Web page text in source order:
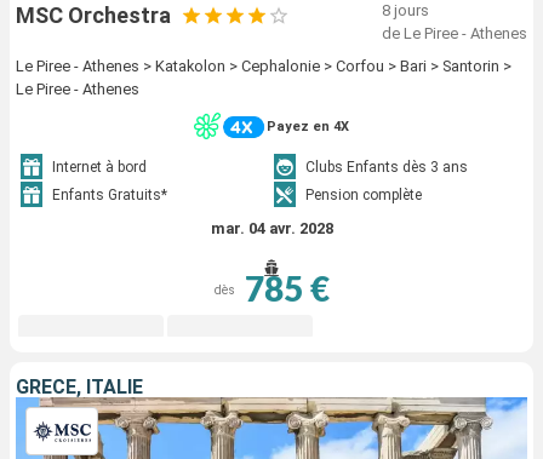
MSC Orchestra
8 jours
de Le Piree - Athenes
Le Piree - Athenes > Katakolon > Cephalonie > Corfou > Bari > Santorin >
Le Piree - Athenes
Payez en 4X
Internet à bord
Clubs Enfants dès 3 ans
Enfants Gratuits*
Pension complète
mar. 04 avr. 2028
dès 785 €
GRÈCE, ITALIE